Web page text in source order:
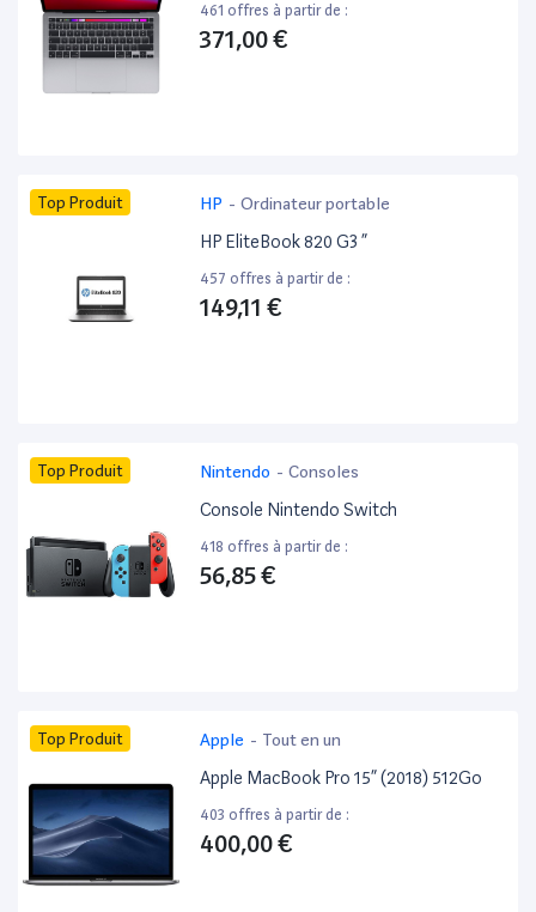
461 offres à partir de :
371,00 €
Top Produit HP - Ordinateur portable
HP EliteBook 820 G3 ”
457 offres à partir de :
149,11 €
Top Produit Nintendo - Consoles
Console Nintendo Switch
418 offres à partir de :
56,85 €
Top Produit Apple - Tout en un
Apple MacBook Pro 15” (2018) 512Go
403 offres à partir de :
400,00 €